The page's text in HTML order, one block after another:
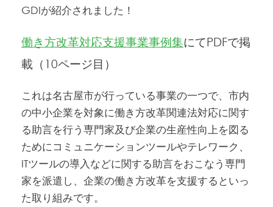
GDIが紹介されました！
働き方改革対応支援事業事例集にてPDFで掲
載（10ページ目）
これは名古屋市が行っている事業の一つで、市内
の中小企業を対象に働き方改革関連法対応に関す
る助言を行う専門家及び企業の生産性向上を図る
ためにコミュニケーションツールやテレワーク、
ITツールの導入などに関する助言をおこなう専門
家を派遣し、企業の働き方改革を支援するといっ
た取り組みです。